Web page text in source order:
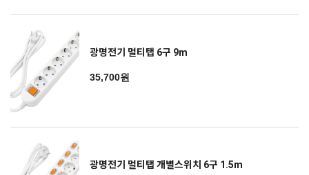
광명전기 멀티탭 6구 9m
35,700원
광명전기 멀티탭 개별스위치 6구 1.5m